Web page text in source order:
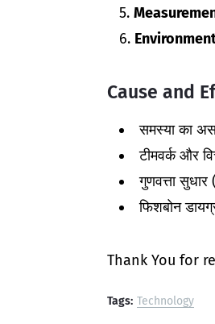
Cause and
समस्या का
टीमवर्क और
गुणवत्ता
फिशबोन
Thank You for
Tags: Technology